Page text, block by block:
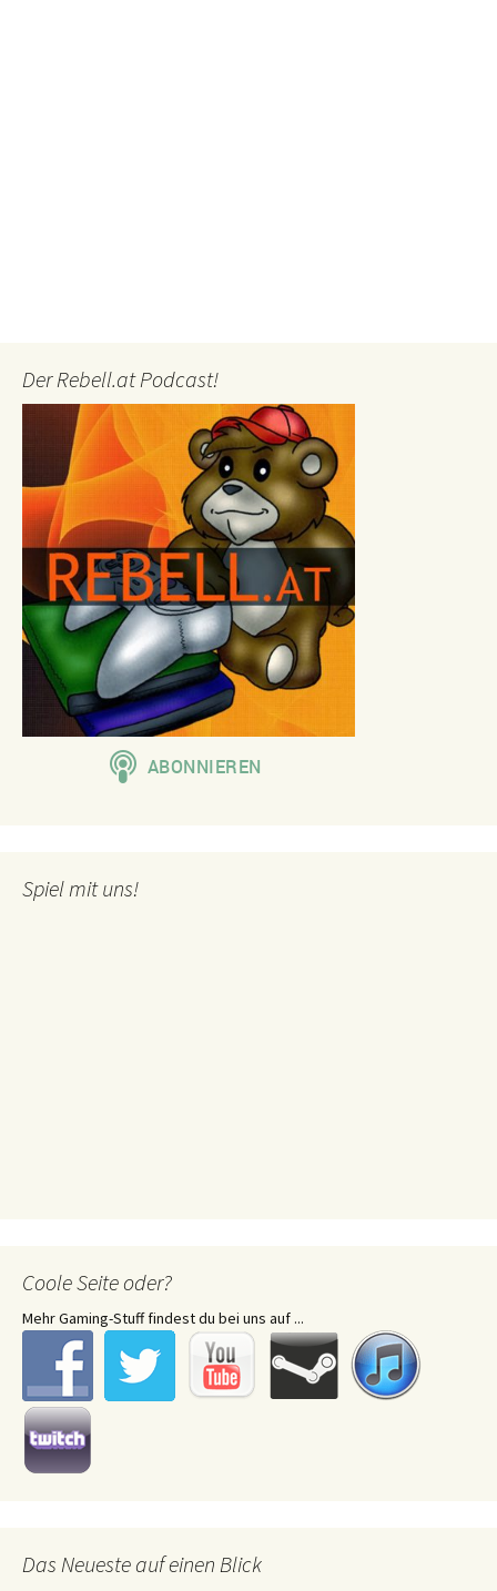
Der Rebell.at Podcast!
Spiel mit uns!
Coole Seite oder?
Mehr Gaming-Stuff findest du bei uns auf ...
Das Neueste auf einen Blick